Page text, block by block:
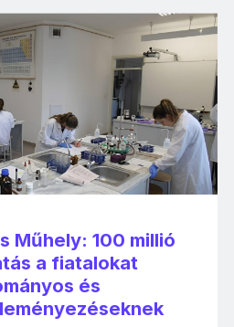
Műhely: 100 millió
a fiatalokat
és